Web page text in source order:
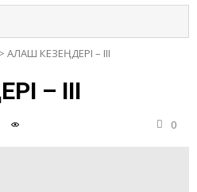
> АЛАШ КЕЗЕҢДЕРІ – III
– III
0